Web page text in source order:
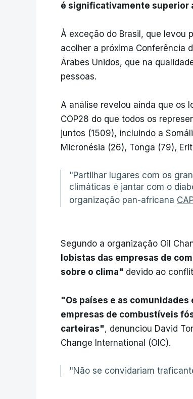
é significativamente superior
À exceção do Brasil, que levou
acolher a próxima Conferência
Árabes Unidos, que na
pessoas.
A análise revelou ainda que os
COP28 do que todos os
juntos (1509), incluindo a
Micronésia (26), Tonga (79),
"Partilhar lugares com os
climáticas é jantar com o
organização pan-africana
Segundo a organização Oil
lobistas das empresas de
sobre o clima" devido ao
"Os países e as comunidades
empresas de combustíveis
carteiras", denunciou David
Change International (OIC).
"Não se convidariam